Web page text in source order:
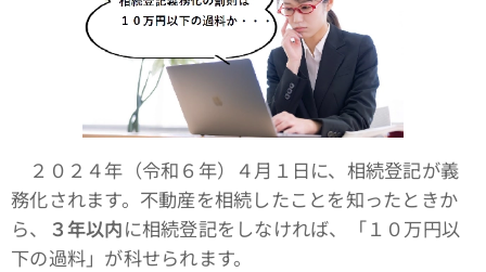
２０２４年（令和６年）４月１日に、相続登記が義
務化されます。不動産を相続したことを知ったときか
ら、
３年以内に相続登記をしなければ、「１０万円以
下の過料」が科せられます。